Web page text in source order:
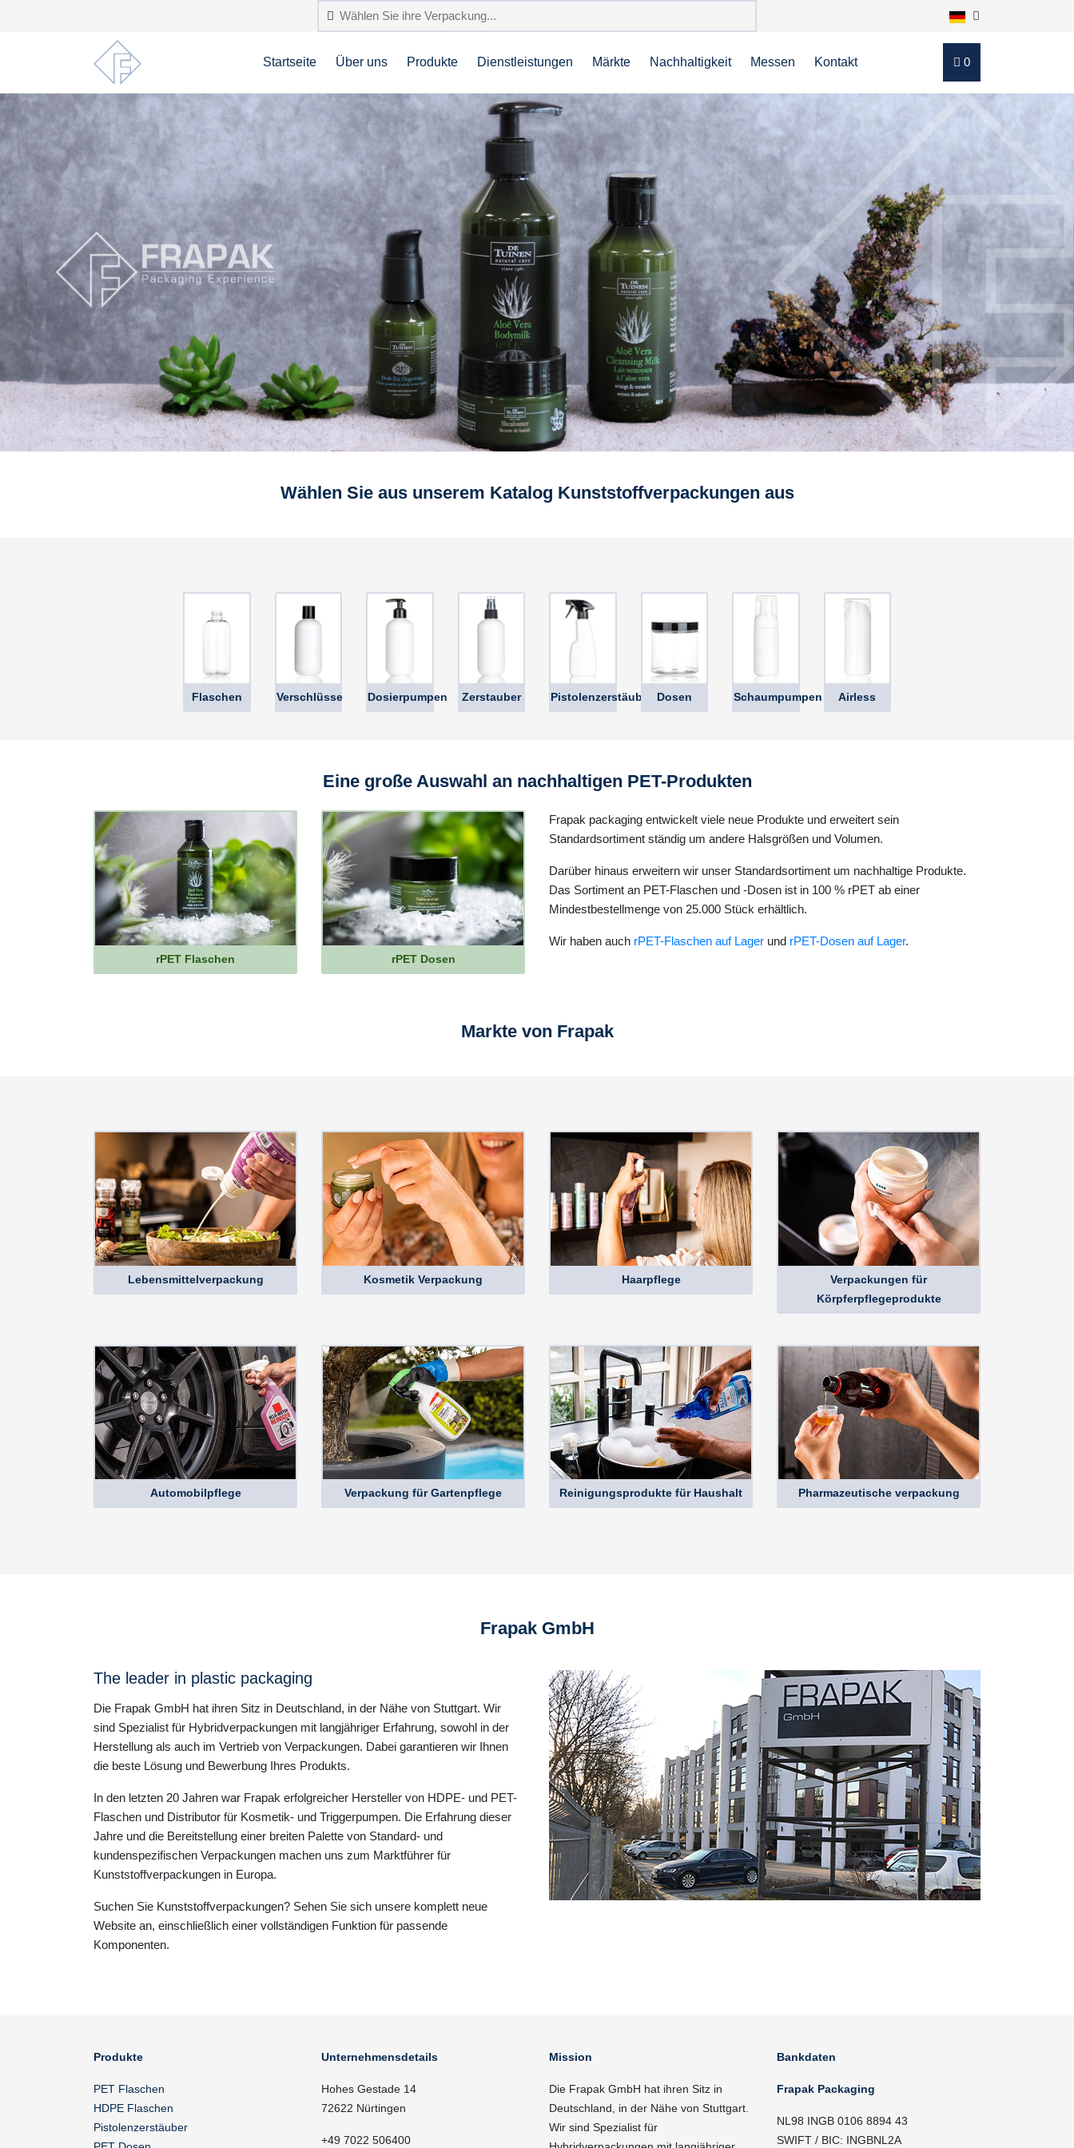
Startseite Über uns Produkte Dienstleistungen Märkte Nachhaltigkeit Messen Kontakt 0
Wählen Sie aus unserem Katalog Kunststoffverpackungen aus
Flaschen Verschlüsse Dosierpumpen Zerstauber Pistolenzerstäuber Dosen Schaumpumpen Airless
Eine große Auswahl an nachhaltigen PET-Produkten
rPET Flaschen rPET Dosen
Frapak packaging entwickelt viele neue Produkte und erweitert sein
Standardsortiment ständig um andere Halsgrößen und Volumen.
Darüber hinaus erweitern wir unser Standardsortiment um nachhaltige Produkte.
Das Sortiment an PET-Flaschen und -Dosen ist in 100 % rPET ab einer
Mindestbestellmenge von 25.000 Stück erhältlich.
Wir haben auch rPET-Flaschen auf Lager und rPET-Dosen auf Lager.
Markte von Frapak
Lebensmittelverpackung Kosmetik Verpackung Haarpflege
Verpackungen für
Körpferpflegeprodukte
Automobilpflege Verpackung für Gartenpflege Reinigungsprodukte für Haushalt Pharmazeutische verpackung
Frapak GmbH
The leader in plastic packaging
Die Frapak GmbH hat ihren Sitz in Deutschland, in der Nähe von Stuttgart. Wir
sind Spezialist für Hybridverpackungen mit langjähriger Erfahrung, sowohl in der
Herstellung als auch im Vertrieb von Verpackungen. Dabei garantieren wir Ihnen
die beste Lösung und Bewerbung Ihres Produkts.
In den letzten 20 Jahren war Frapak erfolgreicher Hersteller von HDPE- und PET-
Flaschen und Distributor für Kosmetik- und Triggerpumpen. Die Erfahrung dieser
Jahre und die Bereitstellung einer breiten Palette von Standard- und
kundenspezifischen Verpackungen machen uns zum Marktführer für
Kunststoffverpackungen in Europa.
Suchen Sie Kunststoffverpackungen? Sehen Sie sich unsere komplett neue
Website an, einschließlich einer vollständigen Funktion für passende
Komponenten.
Produkte
PET Flaschen
HDPE Flaschen
Pistolenzerstäuber
Unternehmensdetails
Hohes Gestade 14
72622 Nürtingen
+49 7022 506400
Mission
Die Frapak GmbH hat ihren Sitz in
Deutschland, in der Nähe von Stuttgart.
Wir sind Spezialist für
Bankdaten
Frapak Packaging
NL98 INGB 0106 8894 43
SWIFT / BIC: INGBNL2A